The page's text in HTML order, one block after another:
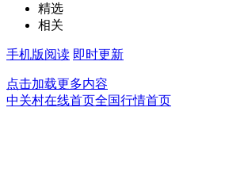
精选
相关
手机版阅读 即时更新
点击加载更多内容
中关村在线首页全国行情首页